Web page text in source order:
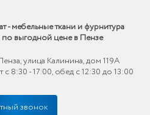
- мебельные ткани и фурнитура
по выгодной цене в Пензе
улица Калинина, дом 119А
с 8:30 - 17:00, обед с 12:30 до 13:00
звонок